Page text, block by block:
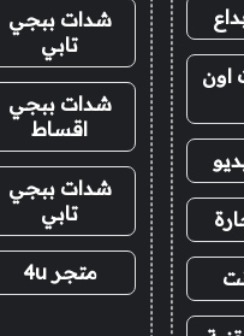
اون
شدات ببجي
تابي
شدات ببجي
اقساط
شدات ببجي
تابي
متجر 4u